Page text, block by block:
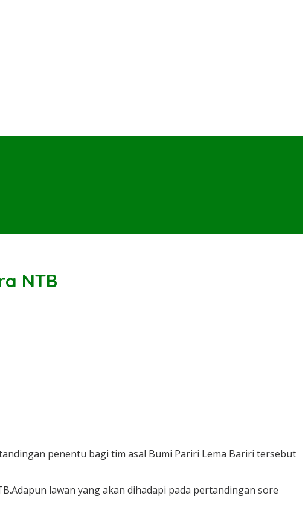
NTB
penentu bagi tim asal Bumi Pariri Lema Bariri tersebut
lawan yang akan dihadapi pada pertandingan sore